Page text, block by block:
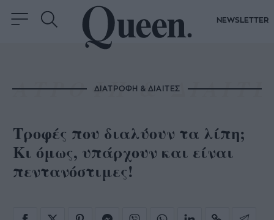
NEWSLETTER
ΔΙΑΤΡΟΦΗ & ΔΙΑΙΤΕΣ
Τροφές που διαλύουν τα λίπη;
Κι όμως, υπάρχουν και είναι
πεντανόστιμες!